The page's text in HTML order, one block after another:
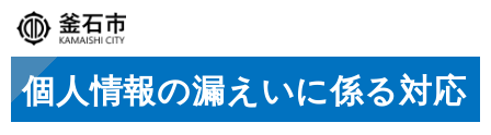
個人情報の漏えいに係る対応